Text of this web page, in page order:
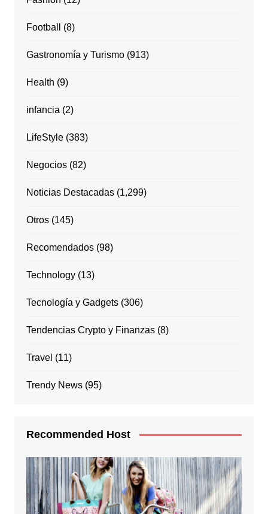
Football (8)
Gastronomía y Turismo(913)
Health (9)
infancia (2)
LifeStyle(383)
Negocios(82)
Noticias Destacadas(1,299)
Otros(145)
Recomendados(98)
Technology(13)
Tecnología y Gadgets(306)
Tendencias Crypto y Finanzas(8)
Travel (11)
Trendy News(95)
Recommended Host